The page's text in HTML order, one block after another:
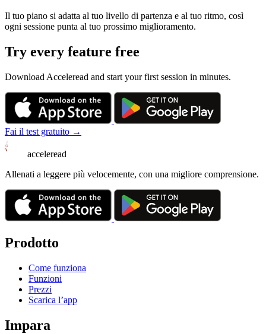
Il tuo piano si adatta al tuo livello di partenza e al tuo ritmo, così
ogni sessione punta al tuo prossimo miglioramento.
Try every feature free
Download Acceleread and start your first session in minutes.
Fai il test gratuito →
acceleread
Allenati a leggere più velocemente, con una migliore comprensione.
Prodotto
Come funziona
Funzioni
Prezzi
Scarica l’app
Impara